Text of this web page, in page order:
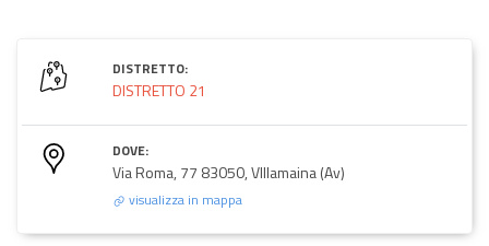
DISTRETTO:
DISTRETTO 21
DOVE:
Via Roma, 77 83050, VIllamaina (Av)
visualizza in mappa